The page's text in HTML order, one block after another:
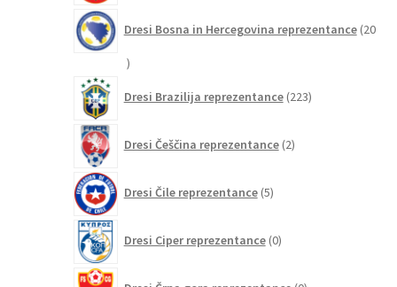
Dresi Bosna in Hercegovina reprezentance 20
20
Dresi Brazilija reprezentance 223izdelkov
Dresi Češčina reprezentance 2izdelka
Dresi Čile reprezentance 5izdelkov
Dresi Ciper reprezentance 0izdelkov